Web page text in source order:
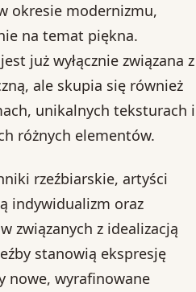
okresie modernizmu,
na temat piękna.
już wyłącznie związana z
ale skupia się również
unikalnych teksturach i
różnych elementów.
rzeźbiarskie, artyści
indywidualizm oraz
związanych z idealizacją
stanowią ekspresję
nowe, wyrafinowane